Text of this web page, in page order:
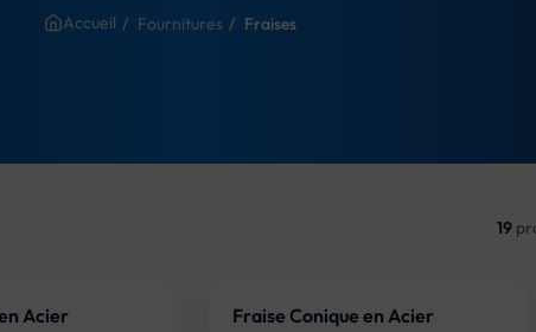
Accueil Fournitures Fraises
19
Acier Fraise Conique en Acier